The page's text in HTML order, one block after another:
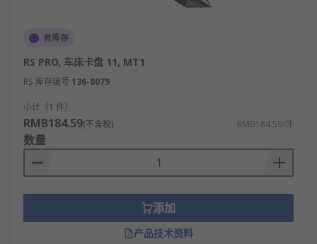
有库存
RS PRO, 车床卡盘 11, MT1
RS 库存编号 136-8079
小计（1 件）
RMB184.59(不含税) RMB184.59/件
数量
添加
产品技术资料